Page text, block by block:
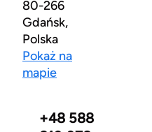
80-266
Gdańsk,
Polska
Pokaż na
mapie
+48 588